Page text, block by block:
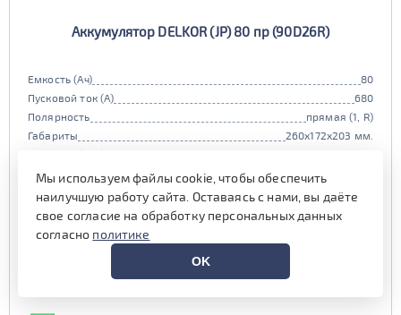
Аккумулятор DELKOR (JP) 80 пр (90D26R)
Емкость (Ач)
80
Пусковой ток (А)
680
Полярность
прямая (1, R)
Габариты
260x172x203 мм.
Гарантия (мес)
i Цена: 14 490 руб.
при обмене старой АКБ
14 990 руб.
Выгода на обслуживании от
Мы используем файлы cookie, чтобы обеспечить
наилучшую работу сайта. Оставаясь с нами, вы даёте
свое согласие на обработку персональных данных
согласно политике
OK